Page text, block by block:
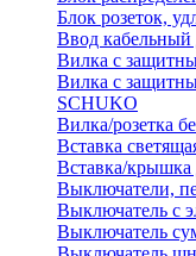
Блок розеток,
Ввод кабельный
Вилка с
Вилка с
SCHUKO
Вилка/розетка
Вставка
Вставка/
Выключатели,
Выключатель с
Выключатель